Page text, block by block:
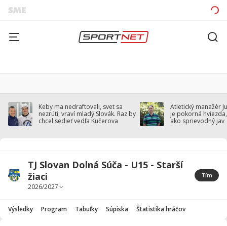
Keby ma nedraftovali, svet sa
nezrúti, vraví mladý Slovák. Raz by
chcel sedieť vedľa Kučerova
Atletický manažér
je pokorná
ako sprievodný jav
TJ Slovan Dolná Súča - U15 - Starší
žiaci
Tím
Výsledky Program Tabuľky Súpiska Štatistika hráčov